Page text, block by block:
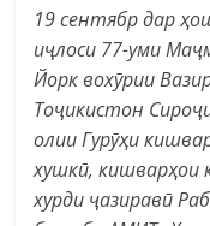
19 сентябр дар
иҷлоси 77-уми
Йорк вохӯрии
Тоҷикистон
олии Гурӯҳи
хушкӣ, кишварҳои
хурди ҷазиравӣ